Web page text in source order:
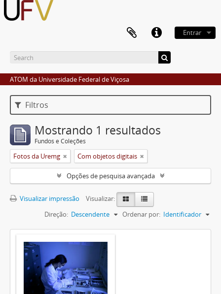
Entrar
ATOM da Universidade Federal de Viçosa
Filtros
Mostrando 1 resultados
Fundos e Coleções
Fotos da Uremg Com objetos digitais
Opções de pesquisa avançada
Visualizar impressão
Visualizar:
Ordenar por: Identificador
Direção: Descendente